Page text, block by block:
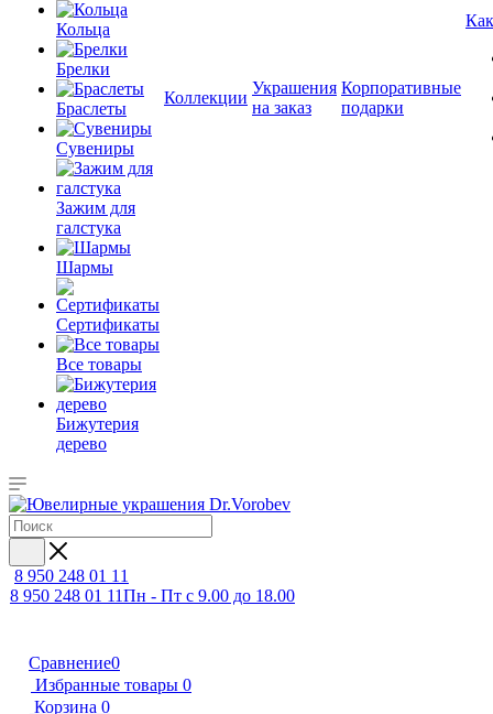
Кольца
Брелки
Браслеты
Сувениры
Зажим для
галстука
Шармы
Сертификаты
Все товары
Бижутерия
дерево
Коллекции
Украшения
на заказ
Корпоративные
подарки
8 950 248 01 11
8 950 248 01 11Пн - Пт с 9.00 до 18.00
Сравнение0
Избранные товары 0
Корзина 0